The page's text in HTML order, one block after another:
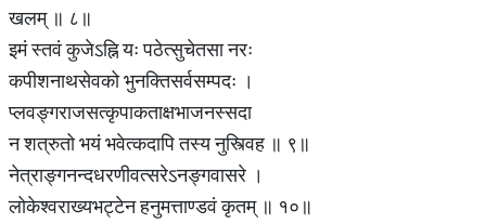
खलम् ॥ ८॥
इमं स्तवं कुजेऽह्नि यः पठेत्सुचेतसा नरः
कपीशनाथसेवको भुनक्तिसर्वसम्पदः ।
प्लवङ्गराजसत्कृपाकताक्षभाजनस्सदा
न शत्रुतो भयं भवेत्कदापि तस्य नुस्त्विह ॥ ९॥
नेत्राङ्गनन्दधरणीवत्सरेऽनङ्गवासरे ।
लोकेश्वराख्यभट्टेन हनुमत्ताण्डवं कृतम् ॥ १०॥